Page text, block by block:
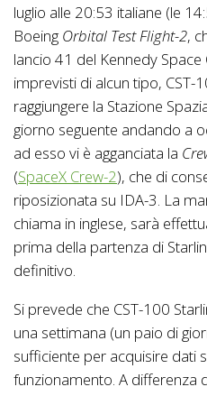
luglio alle 20:53 italiane (le
Boeing Orbital Test Flight-2,
lancio 41 del Kennedy
imprevisti di alcun tipo, CST-
raggiungere la Stazione
giorno seguente andando a
ad esso vi è agganciata la
(SpaceX Crew-2), che di
riposizionata su IDA-3. La
chiama in inglese, sarà
prima della partenza di
definitivo.
Si prevede che CST-100
una settimana (un paio di
sufficiente per acquisire dati
funzionamento. A differenza